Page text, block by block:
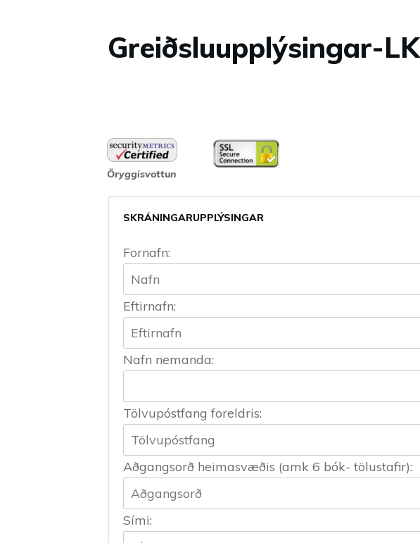
Greiðsluupplýsingar-LK
Öryggisvottun
SKRÁNINGARUPPLÝSINGAR
Fornafn:
Eftirnafn:
Nafn nemanda:
Tölvupóstfang foreldris:
Aðgangsorð heimasvæðis (amk 6 bók- tölustafir):
Sími: